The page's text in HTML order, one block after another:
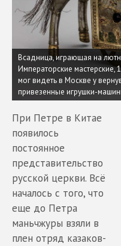
Всадница, играющая на
Императорские мастерские,
мог видеть в Москве у
привезенные игрушки-
При Петре в Китае
появилось
постоянное
представительство
русской церкви. Всё
началось с того, что
еще до Петра
маньчжуры взяли в
плен отряд казаков-